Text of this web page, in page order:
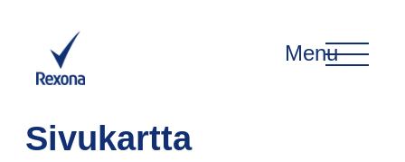
Menu
Sivukartta